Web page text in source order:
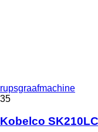
rupsgraafmachine
35
Kobelco